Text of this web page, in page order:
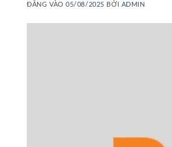
ĐĂNG VÀO05/08/2025 BỞI ADMIN